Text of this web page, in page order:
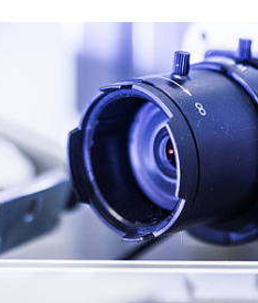
Webmail Moodle
English